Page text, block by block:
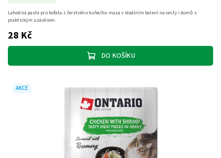
28 Kč
DO KOŠÍKU
Lahodná pasta pro koťata z čerstvého kuřecího masa v ideálním balení na cesty i domů s
praktickým uzávěrem.
AKCE